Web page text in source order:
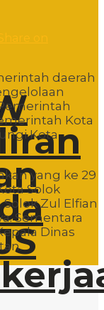
daerah
Kota
Kota
yang ke 29
Solok
Zul Elfian
Sementara
Dinas